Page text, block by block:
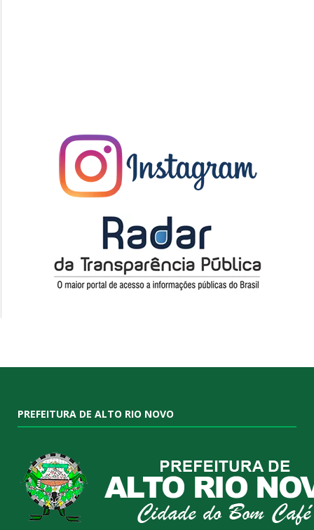
PREFEITURA DE ALTO RIO NOVO